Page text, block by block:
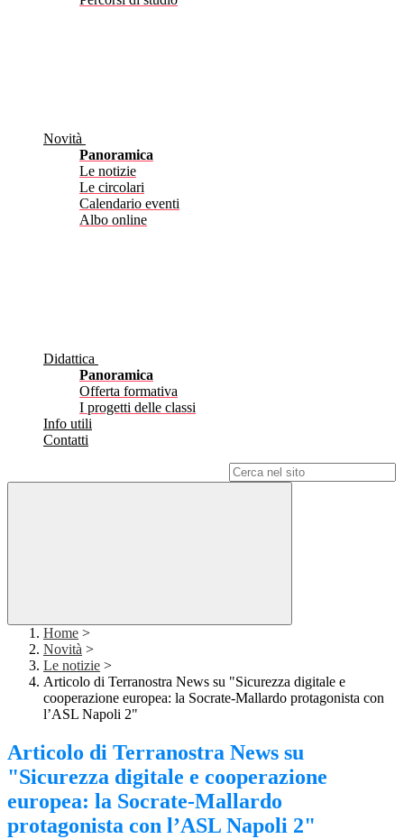
Novità
Panoramica
Le notizie
Le circolari
Calendario eventi
Albo online
Didattica
Panoramica
Offerta formativa
I progetti delle classi
Info utili
Contatti
Home >
Novità >
Le notizie >
Articolo di Terranostra News su "Sicurezza digitale e
cooperazione europea: la Socrate-Mallardo protagonista con
l’ASL Napoli 2"
Articolo di Terranostra News su
"Sicurezza digitale e cooperazione
europea: la Socrate-Mallardo
protagonista con l’ASL Napoli 2"